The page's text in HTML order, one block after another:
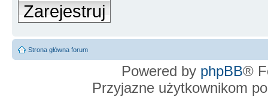
Zarejestruj
Strona główna forum
Powered by phpBB®
Przyjazne użytkownikom